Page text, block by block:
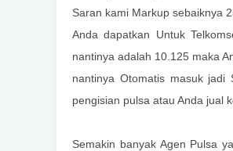
Saran kami Markup sebaiknya
Anda dapatkan Untuk
nantinya adalah 10.125 maka
nantinya Otomatis masuk
pengisian pulsa atau Anda jual
Semakin banyak Agen Pulsa